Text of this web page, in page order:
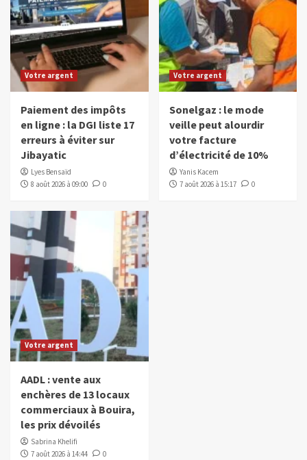
Votre argent
Paiement des impôts
en ligne : la DGI liste 17
erreurs à éviter sur
Jibayatic
Lyes Bensaïd
8 août 2026 à 09:00
0
Votre argent
Sonelgaz : le mode
veille peut alourdir
votre facture
d’électricité de 10%
Yanis Kacem
7 août 2026 à 15:17
0
Votre argent
AADL : vente aux
enchères de 13 locaux
commerciaux à Bouira,
les prix dévoilés
Sabrina Khelifi
7 août 2026 à 14:44
0